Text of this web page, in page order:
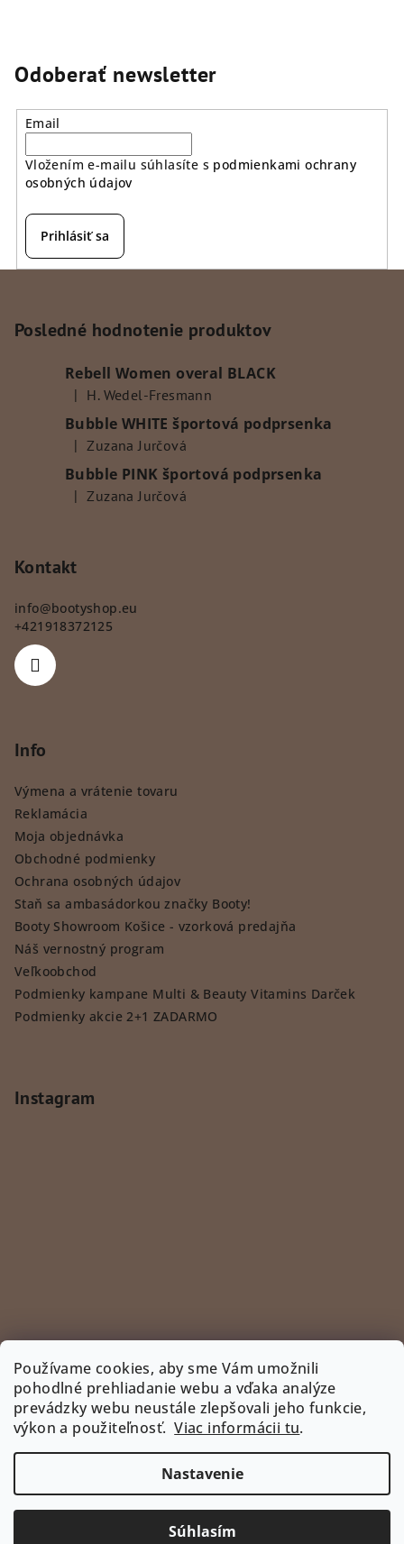
Používame cookies, aby sme Vám umožnili
pohodlné prehliadanie webu a vďaka analýze
prevádzky webu neustále zlepšovali jeho funkcie,
výkon a použiteľnosť.Viac informácii tu.
Nastavenie
Súhlasím
Odoberať newsletter
Email
Vložením e-mailu súhlasíte s podmienkami ochrany
osobných údajov
Prihlásiť sa
Posledné hodnotenie produktov
Rebell Women overal BLACK
Hodnotenie produktu je 5 z 5 hviezdičiek.
| H. Wedel-Fresmann
Bubble WHITE športová podprsenka
Hodnotenie produktu je 5 z 5 hviezdičiek.
| Zuzana Jurčová
Bubble PINK športová podprsenka
Hodnotenie produktu je 5 z 5 hviezdičiek.
| Zuzana Jurčová
Kontakt
info@bootyshop.eu
+421918372125
Info
Výmena a vrátenie tovaru
Reklamácia
Moja objednávka
Obchodné podmienky
Ochrana osobných údajov
Staň sa ambasádorkou značky Booty!
Booty Showroom Košice - vzorková predajňa
Náš vernostný program
Veľkoobchod
Podmienky kampane Multi & Beauty Vitamins Darček
Podmienky akcie 2+1 ZADARMO
Instagram
Sledovať na Instagrame
INSTAGRAM
Copyright 2026www.bootyshop.eu. Všetky práva
vyhradené.Upraviť nastavenie cookies